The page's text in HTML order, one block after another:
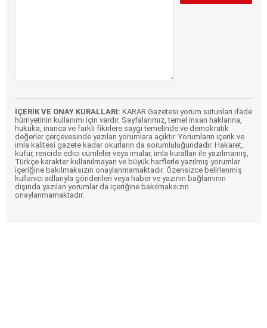
İÇERİK VE ONAY KURALLARI: KARAR Gazetesi yorum sütunları ifade
hürriyetinin kullanımı için vardır. Sayfalarımız, temel insan haklarına,
hukuka, inanca ve farklı fikirlere saygı temelinde ve demokratik
değerler çerçevesinde yazılan yorumlara açıktır. Yorumların içerik ve
imla kalitesi gazete kadar okurların da sorumluluğundadır. Hakaret,
küfür, rencide edici cümleler veya imalar, imla kuralları ile yazılmamış,
Türkçe karakter kullanılmayan ve büyük harflerle yazılmış yorumlar
içeriğine bakılmaksızın onaylanmamaktadır. Özensizce belirlenmiş
kullanıcı adlarıyla gönderilen veya haber ve yazının bağlamının
dışında yazılan yorumlar da içeriğine bakılmaksızın
onaylanmamaktadır.